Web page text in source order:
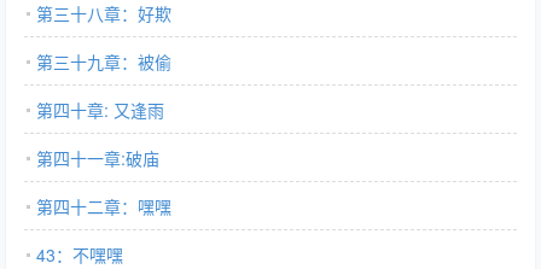
第三十八章：好欺
第三十九章：被偷
第四十章: 又逢雨
第四十一章:破庙
第四十二章：嘿嘿
43：不嘿嘿